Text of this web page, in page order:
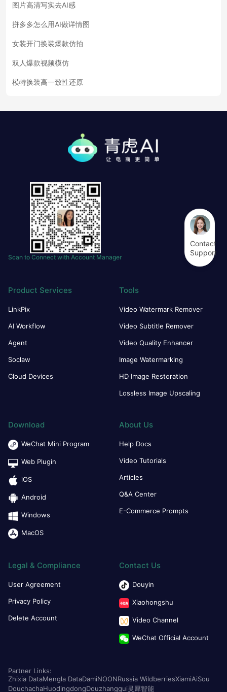
图片高清写实去AI感
拼多多怎么用AI做详情图
女装开门换装爆款仿拍
双人爆款视频模仿
模特换装高一致性还原
Scan to Connect with Account Manager
Product Services
LinkPix
AI Workflow
Agent
Soclaw
Cloud Devices
Tools
Video Watermark Remover
Video Subtitle Remover
Video Quality Enhancer
Image Watermarking
HD Image Restoration
Lossless Image Upscaling
Download
WeChat Mini Program
Web Plugin
iOS
Android
Windows
MacOS
About Us
Help Docs
Video Tutorials
Articles
Q&A Center
E-Commerce Prompts
Legal & Compliance
User Agreement
Privacy Policy
Delete Account
Contact Us
Douyin
Xiaohongshu
Video Channel
WeChat Official Account
Partner Links:
Zhixia DataMengla DataDamiNOONRussia WildberriesXiamiAiSou
DouchachaHuodingdongDouzhanggui灵犀智能
Contact
Support